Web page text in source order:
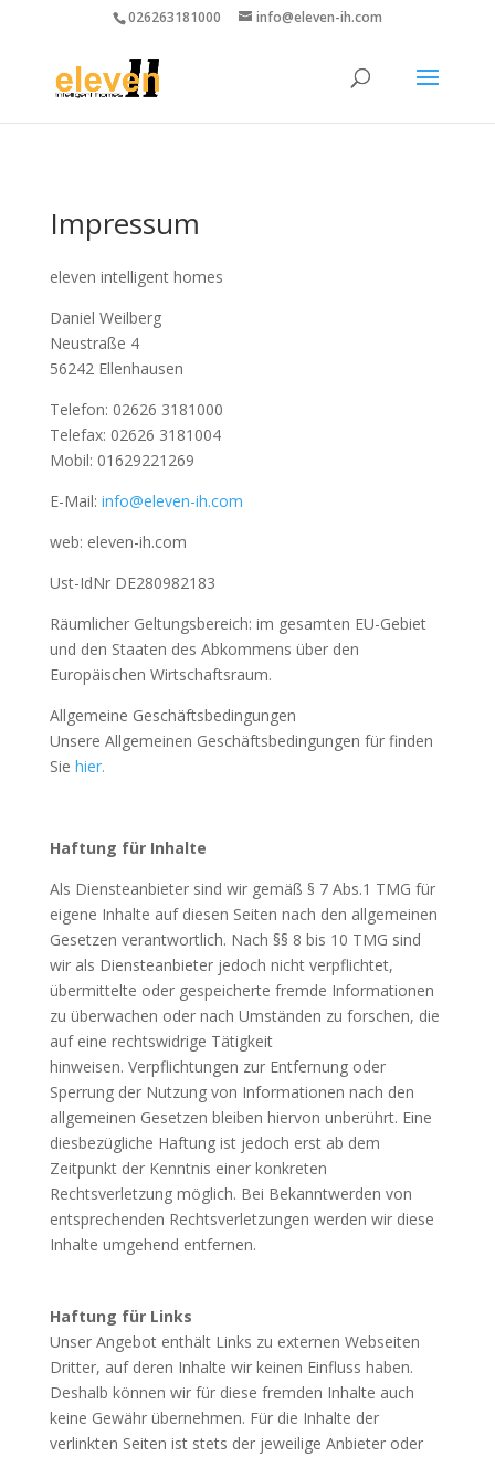
026263181000 info@eleven-ih.com
Impressum
eleven intelligent homes
Daniel Weilberg
Neustraße 4
56242 Ellenhausen
Telefon: 02626 3181000
Telefax: 02626 3181004
Mobil: 01629221269
E-Mail: info@eleven-ih.com
web: eleven-ih.com
Ust-IdNr DE280982183
Räumlicher Geltungsbereich: im gesamten EU-Gebiet
und den Staaten des Abkommens über den
Europäischen Wirtschaftsraum.
Allgemeine Geschäftsbedingungen
Unsere Allgemeinen Geschäftsbedingungen für finden
Sie hier.
Haftung für Inhalte
Als Diensteanbieter sind wir gemäß § 7 Abs.1 TMG für
eigene Inhalte auf diesen Seiten nach den allgemeinen
Gesetzen verantwortlich. Nach §§ 8 bis 10 TMG sind
wir als Diensteanbieter jedoch nicht verpflichtet,
übermittelte oder gespeicherte fremde Informationen
zu überwachen oder nach Umständen zu forschen, die
auf eine rechtswidrige Tätigkeit
hinweisen. Verpflichtungen zur Entfernung oder
Sperrung der Nutzung von Informationen nach den
allgemeinen Gesetzen bleiben hiervon unberührt. Eine
diesbezügliche Haftung ist jedoch erst ab dem
Zeitpunkt der Kenntnis einer konkreten
Rechtsverletzung möglich. Bei Bekanntwerden von
entsprechenden Rechtsverletzungen werden wir diese
Inhalte umgehend entfernen.
Haftung für Links
Unser Angebot enthält Links zu externen Webseiten
Dritter, auf deren Inhalte wir keinen Einfluss haben.
Deshalb können wir für diese fremden Inhalte auch
keine Gewähr übernehmen. Für die Inhalte der
verlinkten Seiten ist stets der jeweilige Anbieter oder